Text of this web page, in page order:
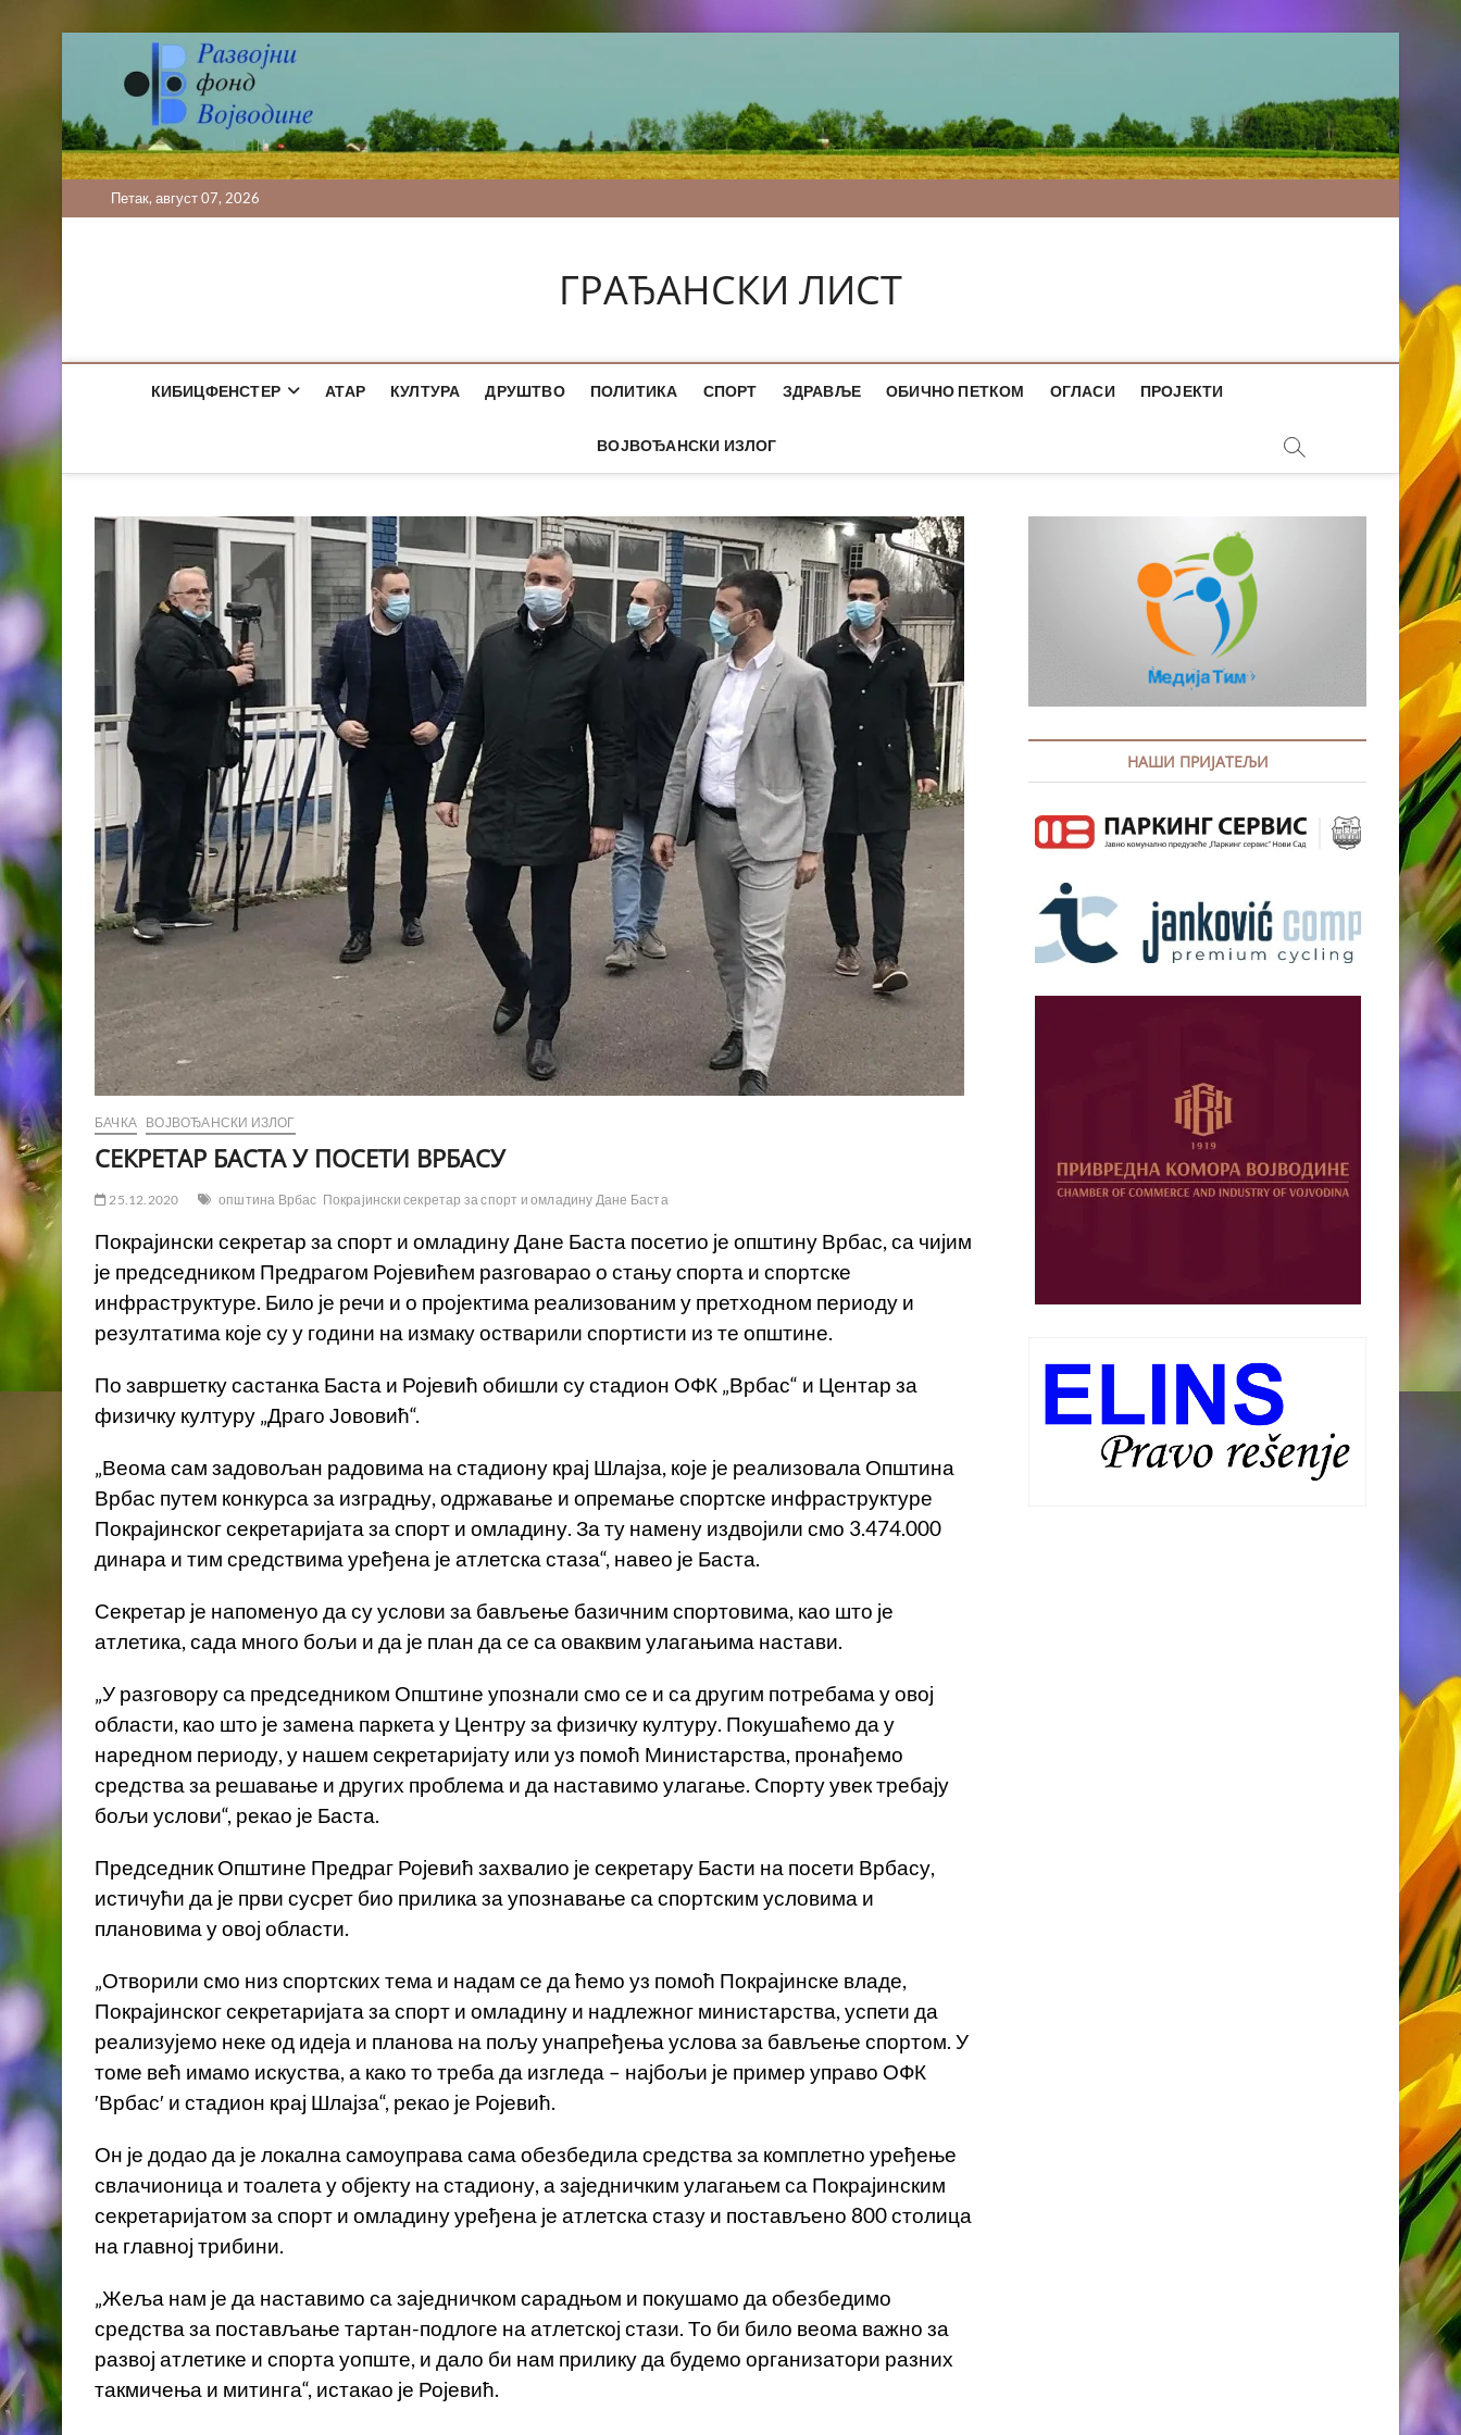
Петак, август 07, 2026
ГРАЂАНСКИ ЛИСТ
КИБИЦФЕНСТЕР АТАР КУЛТУРА ДРУШТВО ПОЛИТИКА СПОРТ ЗДРАВЉЕ ОБИЧНО ПЕТКОМ ОГЛАСИ ПРОЈЕКТИ
ВОЈВОЂАНСКИ ИЗЛОГ
БАЧКА ВОЈВОЂАНСКИ ИЗЛОГ
СЕКРЕТАР БАСТА У ПОСЕТИ ВРБАСУ
25.12.2020 општина Врбас Покрајински секретар за спорт и омладину Дане Баста
Покрајински секретар за спорт и омладину Дане Баста посетио је општину Врбас, са чијим
је председником Предрагом Ројевићем разговарао о стању спорта и спортске
инфраструктуре. Било је речи и о пројектима реализованим у претходном периоду и
резултатима које су у години на измаку остварили спортисти из те општине.
По завршетку састанка Баста и Ројевић обишли су стадион ОФК „Врбас“ и Центар за
физичку културу „Драго Јововић“.
„Веома сам задовољан радовима на стадиону крај Шлајза, које је реализовала Општина
Врбас путем конкурса за изградњу, одржавање и опремање спортске инфраструктуре
Покрајинског секретаријата за спорт и омладину. За ту намену издвојили смо 3.474.000
динара и тим средствима уређена је атлетска стаза“, навео је Баста.
Секретaр је напоменуо да су услови за бављење базичним спортовима, као што је
атлетика, сада много бољи и да је план да се са оваквим улагањима настави.
„У разговору са председником Општине упознали смо се и са другим потребама у овој
области, као што је замена паркета у Центру за физичку културу. Покушаћемо да у
наредном периоду, у нашем секретаријату или уз помоћ Министарства, пронађемо
средства за решавање и других проблема и да наставимо улагање. Спорту увек требају
бољи услови“, рекао је Баста.
Председник Општине Предраг Ројевић захвалио је секретару Басти на посети Врбасу,
истичући да је први сусрет био прилика за упознавање са спортским условима и
плановима у овој области.
„Отворили смо низ спортских тема и надам се да ћемо уз помоћ Покрајинске владе,
Покрајинског секретаријата за спорт и омладину и надлежног министарства, успети да
реализујемо неке од идеја и планова на пољу унапређења услова за бављење спортом. У
томе већ имамо искуства, а како то треба да изгледа – најбољи је пример управо ОФК
′Врбас′ и стадион крај Шлајза“, рекао је Ројевић.
Он је додао да је локална самоуправа сама обезбедила средства за комплетно уређење
свлачионица и тоалета у објекту на стадиону, а заједничким улагањем са Покрајинским
секретаријатом за спорт и омладину уређена је атлетска стазу и постављено 800 столица
на главној трибини.
„Жеља нам је да наставимо са заједничком сарадњом и покушамо да обезбедимо
средства за постављање тартан-подлоге на атлетској стази. То би било веома важно за
развој атлетике и спорта уопште, и дало би нам прилику да будемо организатори разних
такмичења и митинга“, истакао је Ројевић.
НАШИ ПРИЈАТЕЉИ